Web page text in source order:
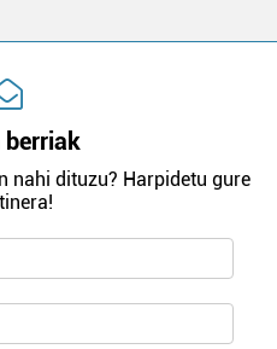
berriak
nahi dituzu? Harpidetu gure